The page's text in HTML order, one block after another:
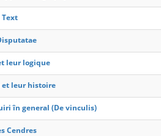
leur logique
et leur histoire
în general (De vinculis)
Cendres